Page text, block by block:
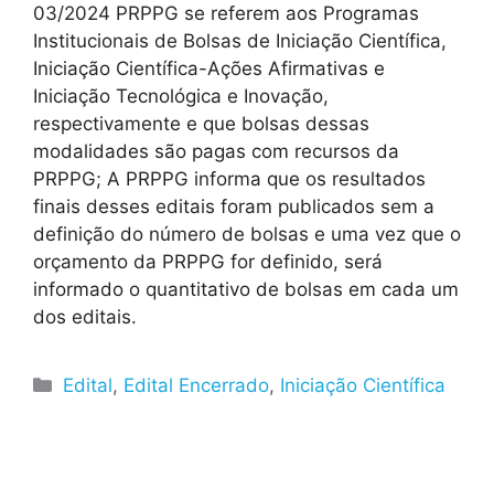
03/2024 PRPPG se referem aos Programas
Institucionais de Bolsas de Iniciação Científica,
Iniciação Científica-Ações Afirmativas e
Iniciação Tecnológica e Inovação,
respectivamente e que bolsas dessas
modalidades são pagas com recursos da
PRPPG; A PRPPG informa que os resultados
finais desses editais foram publicados sem a
definição do número de bolsas e uma vez que o
orçamento da PRPPG for definido, será
informado o quantitativo de bolsas em cada um
dos editais.
Edital, Edital Encerrado, Iniciação Científica